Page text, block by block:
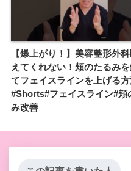
【爆上がり！】美容整形外
えてくれない！頬のたるみ
てフェイスラインを上げる
#Shorts#フェイスライン#頬
み改善